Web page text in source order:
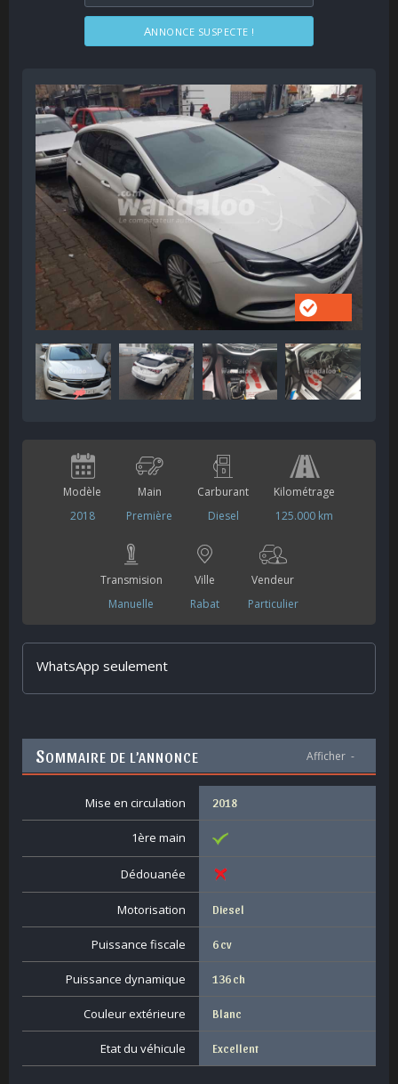
ANNONCE SUSPECTE !
Modèle
2018
Main
Première
Carburant
Diesel
Kilométrage
125.000 km
Transmision
Manuelle
Ville
Rabat
Vendeur
Particulier
WhatsApp seulement
SOMMAIRE DE L’ANNONCE Afficher -
Mise en circulation 2018
1ère main
Dédouanée
Motorisation Diesel
Puissance fiscale 6 cv
Puissance dynamique 136 ch
Couleur extérieure Blanc
Etat du véhicule Excellent